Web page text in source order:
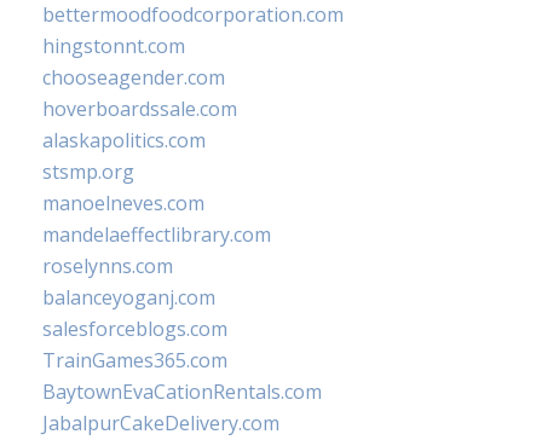
bettermoodfoodcorporation.com
hingstonnt.com
chooseagender.com
hoverboardssale.com
alaskapolitics.com
stsmp.org
manoelneves.com
mandelaeffectlibrary.com
roselynns.com
balanceyoganj.com
salesforceblogs.com
TrainGames365.com
BaytownEvaCationRentals.com
JabalpurCakeDelivery.com